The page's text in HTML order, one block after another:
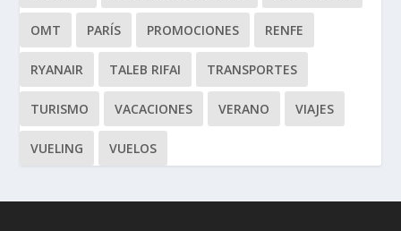
OMT PARÍS PROMOCIONES RENFE
RYANAIR TALEB RIFAI TRANSPORTES
TURISMO VACACIONES VERANO VIAJES
VUELING VUELOS